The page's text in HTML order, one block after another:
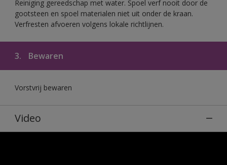
Reiniging gereedschap met water. Spoel verf nooit door de
gootsteen en spoel materialen niet uit onder de kraan.
Verfresten afvoeren volgens lokale richtlijnen.
3. Bewaren
Vorstvrij bewaren
Video